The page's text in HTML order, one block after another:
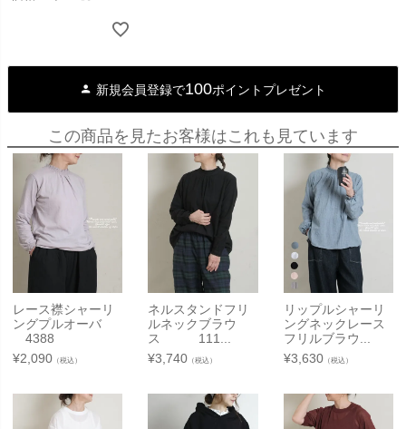
新規会員登録で100ポイントプレゼント
この商品を見たお客様はこれも見ています
レース襟シャーリ
ングプルオーバ
4388
¥2,090 （税込）
ネルスタンドフリ
ルネックブラウ
ス 111...
¥3,740 （税込）
リップルシャーリ
ングネックレース
フリルブラウ...
¥3,630（税込）